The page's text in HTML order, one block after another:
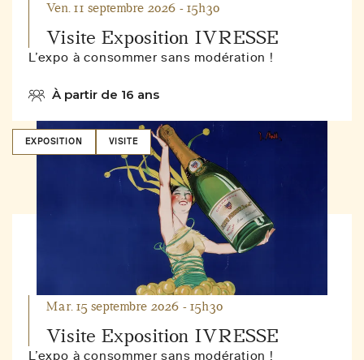
Visite Exposition IVRESSE
Ven. 11 septembre 2026 - 15h30
L’expo à consommer sans modération !
À partir de 16 ans
Visite Exposition IVRESSE
Mar. 15 septembre 2026 - 15h30
L’expo à consommer sans modération !
EXPOSITION VISITE